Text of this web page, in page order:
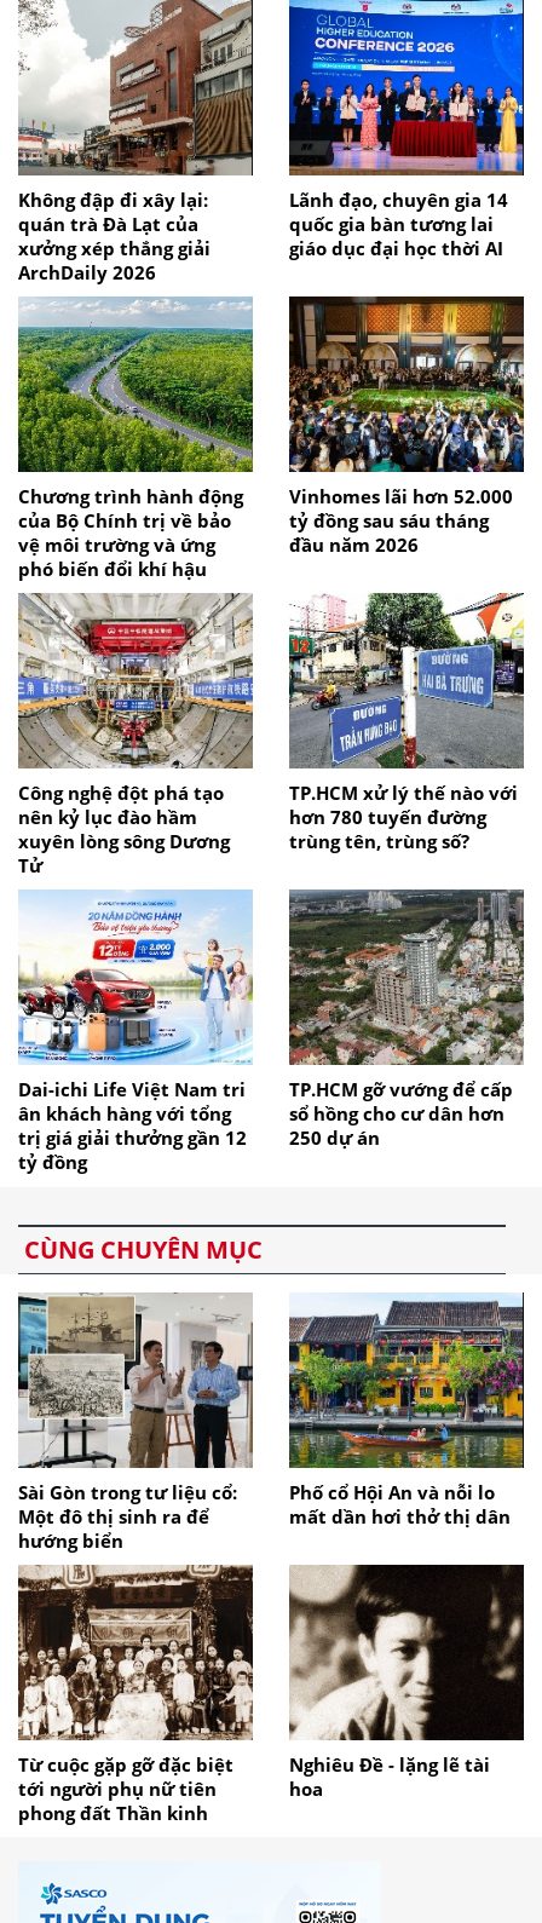
Không đập đi xây lại:
quán trà Đà Lạt của
xưởng xép thắng giải
ArchDaily 2026
Lãnh đạo, chuyên gia 14
quốc gia bàn tương lai
giáo dục đại học thời AI
Chương trình hành động
của Bộ Chính trị về bảo
vệ môi trường và ứng
phó biến đổi khí hậu
Vinhomes lãi hơn 52.000
tỷ đồng sau sáu tháng
đầu năm 2026
Công nghệ đột phá tạo
nên kỷ lục đào hầm
xuyên lòng sông Dương
Tử
TP.HCM xử lý thế nào với
hơn 780 tuyến đường
trùng tên, trùng số?
Dai-ichi Life Việt Nam tri
ân khách hàng với tổng
trị giá giải thưởng gần 12
tỷ đồng
TP.HCM gỡ vướng để cấp
sổ hồng cho cư dân hơn
250 dự án
CÙNG CHUYÊN MỤC
Sài Gòn trong tư liệu cổ:
Một đô thị sinh ra để
hướng biển
Phố cổ Hội An và nỗi lo
mất dần hơi thở thị dân
Từ cuộc gặp gỡ đặc biệt
tới người phụ nữ tiên
phong đất Thần kinh
Nghiêu Đề - lặng lẽ tài
hoa